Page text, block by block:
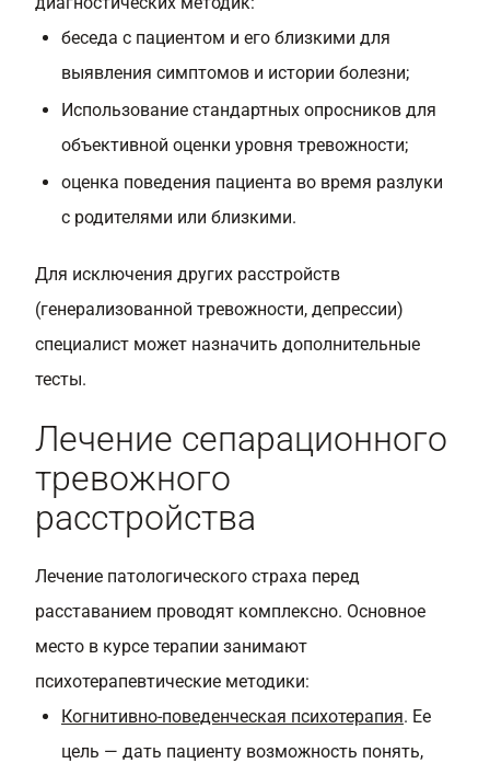
беседа с пациентом и его близкими для
выявления симптомов и истории болезни;
Использование стандартных опросников для
объективной оценки уровня тревожности;
оценка поведения пациента во время разлуки
с родителями или близкими.
Для исключения других расстройств
(генерализованной тревожности, депрессии)
специалист может назначить дополнительные
тесты.
Лечение сепарационного
тревожного
расстройства
Лечение патологического страха перед
расставанием проводят комплексно. Основное
место в курсе терапии занимают
психотерапевтические методики:
Когнитивно-поведенческая психотерапия. Ее
цель — дать пациенту возможность понять,